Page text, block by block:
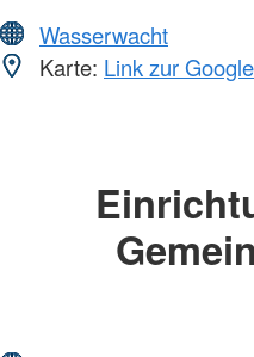
Wasserwacht
Karte: Link zur